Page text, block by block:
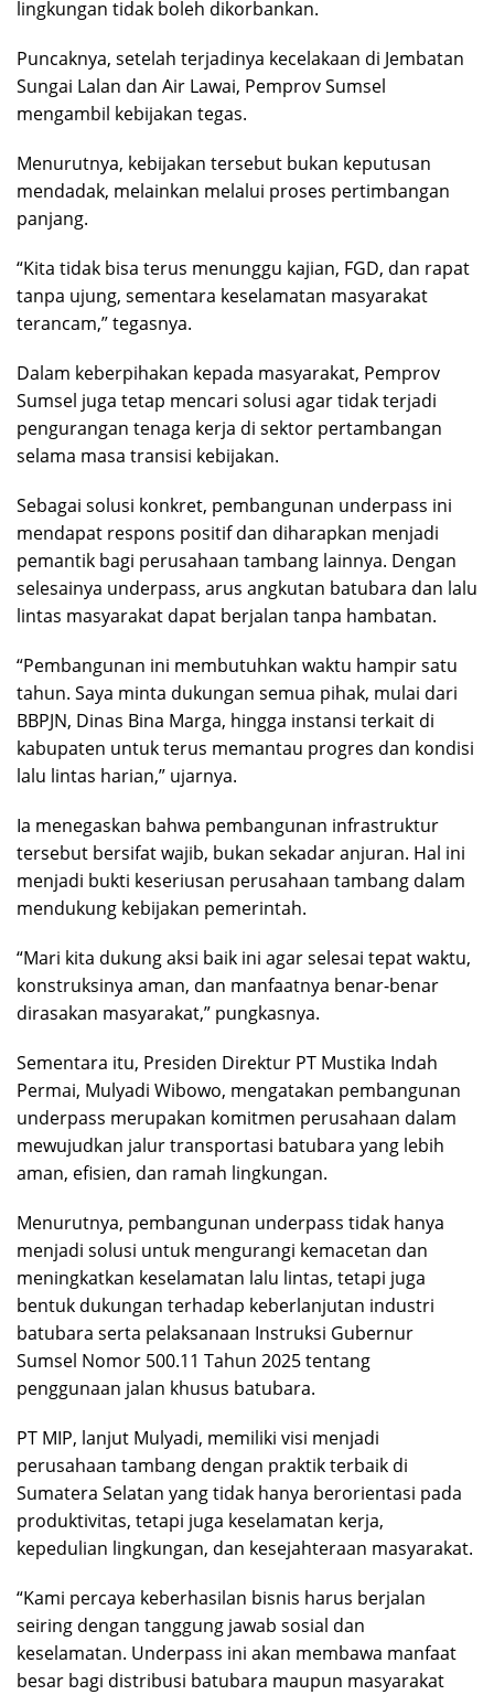
lingkungan tidak boleh dikorbankan.
Puncaknya, setelah terjadinya kecelakaan di Jembatan
Sungai Lalan dan Air Lawai, Pemprov Sumsel
mengambil kebijakan tegas.
Menurutnya, kebijakan tersebut bukan keputusan
mendadak, melainkan melalui proses pertimbangan
panjang.
“Kita tidak bisa terus menunggu kajian, FGD, dan rapat
tanpa ujung, sementara keselamatan masyarakat
terancam,” tegasnya.
Dalam keberpihakan kepada masyarakat, Pemprov
Sumsel juga tetap mencari solusi agar tidak terjadi
pengurangan tenaga kerja di sektor pertambangan
selama masa transisi kebijakan.
Sebagai solusi konkret, pembangunan underpass ini
mendapat respons positif dan diharapkan menjadi
pemantik bagi perusahaan tambang lainnya. Dengan
selesainya underpass, arus angkutan batubara dan lalu
lintas masyarakat dapat berjalan tanpa hambatan.
“Pembangunan ini membutuhkan waktu hampir satu
tahun. Saya minta dukungan semua pihak, mulai dari
BBPJN, Dinas Bina Marga, hingga instansi terkait di
kabupaten untuk terus memantau progres dan kondisi
lalu lintas harian,” ujarnya.
Ia menegaskan bahwa pembangunan infrastruktur
tersebut bersifat wajib, bukan sekadar anjuran. Hal ini
menjadi bukti keseriusan perusahaan tambang dalam
mendukung kebijakan pemerintah.
“Mari kita dukung aksi baik ini agar selesai tepat waktu,
konstruksinya aman, dan manfaatnya benar-benar
dirasakan masyarakat,” pungkasnya.
Sementara itu, Presiden Direktur PT Mustika Indah
Permai, Mulyadi Wibowo, mengatakan pembangunan
underpass merupakan komitmen perusahaan dalam
mewujudkan jalur transportasi batubara yang lebih
aman, efisien, dan ramah lingkungan.
Menurutnya, pembangunan underpass tidak hanya
menjadi solusi untuk mengurangi kemacetan dan
meningkatkan keselamatan lalu lintas, tetapi juga
bentuk dukungan terhadap keberlanjutan industri
batubara serta pelaksanaan Instruksi Gubernur
Sumsel Nomor 500.11 Tahun 2025 tentang
penggunaan jalan khusus batubara.
PT MIP, lanjut Mulyadi, memiliki visi menjadi
perusahaan tambang dengan praktik terbaik di
Sumatera Selatan yang tidak hanya berorientasi pada
produktivitas, tetapi juga keselamatan kerja,
kepedulian lingkungan, dan kesejahteraan masyarakat.
“Kami percaya keberhasilan bisnis harus berjalan
seiring dengan tanggung jawab sosial dan
keselamatan. Underpass ini akan membawa manfaat
besar bagi distribusi batubara maupun masyarakat